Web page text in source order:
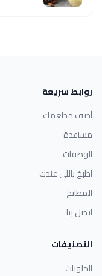
روابط سريعة
أضف مطعمك
مساعدة
الوصفات
اطبخ باللي عندك
المطابخ
اتصل بنا
التصنيفات
الحلويات